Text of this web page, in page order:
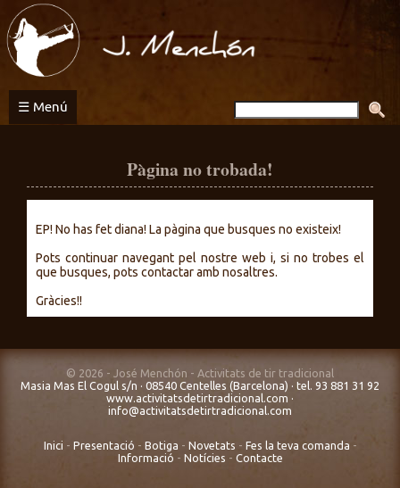
Activitats
de
tir
tradicional
☰ Menú
Pàgina no trobada!
EP! No has fet diana! La pàgina que busques no existeix!
Pots continuar navegant pel nostre web i, si no trobes el
que busques, pots contactar amb nosaltres.
Gràcies!!
© 2026 - José Menchón - Activitats de tir tradicional
Masia Mas El Cogul s/n · 08540 Centelles (Barcelona) · tel. 93 881 31 92
www.activitatsdetirtradicional.com ·
info@activitatsdetirtradicional.com
Inici - Presentació - Botiga - Novetats - Fes la teva comanda -
Informació - Notícies - Contacte